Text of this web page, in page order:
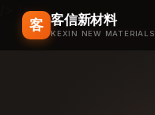
/>
客 客信新材料
KEXIN NEW MATERIALS